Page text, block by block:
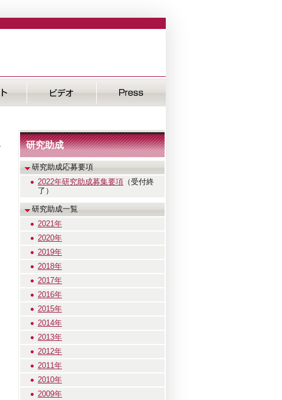
研究助成
研究助成応募要項
2022年研究助成募集要項 （受付終
了）
研究助成一覧
2021年
2020年
2019年
2018年
2017年
2016年
2015年
2014年
2013年
2012年
2011年
2010年
2009年